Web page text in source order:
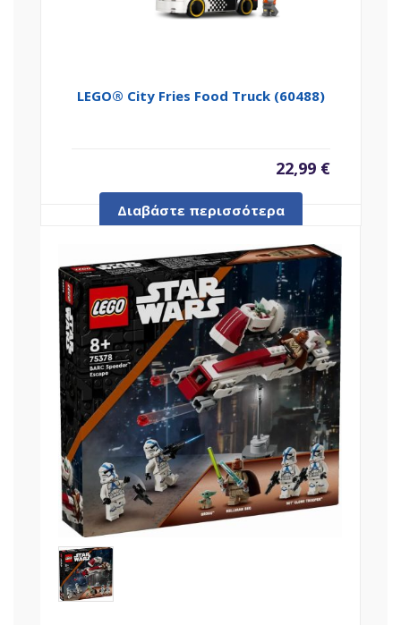
LEGO® City Fries Food Truck (60488)
22,99 €
Διαβάστε περισσότερα